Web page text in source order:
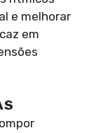
e melhorar
em